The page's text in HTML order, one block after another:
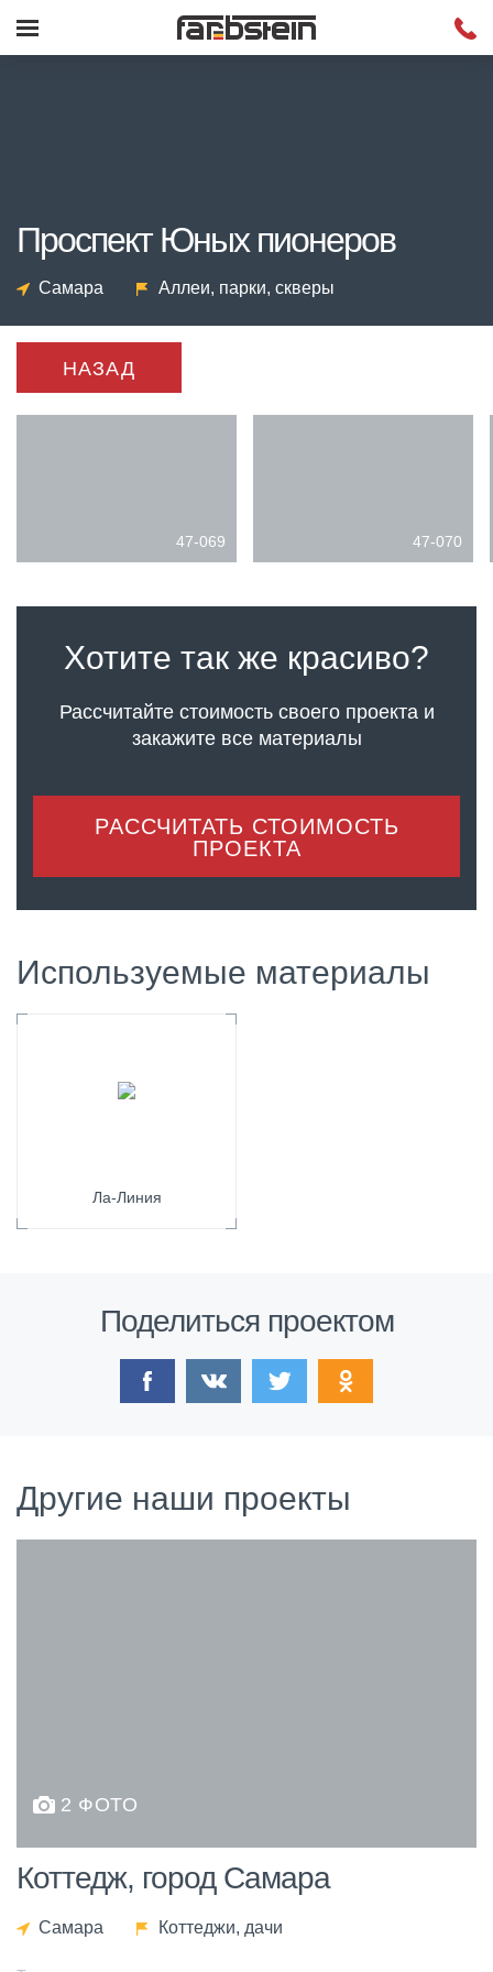
Проспект Юных пионеров
Самара Аллеи, парки, скверы
НАЗАД
47-069 47-070
Хотите так же красиво?
Рассчитайте стоимость своего проектаи
закажите все материалы
РАССЧИТАТЬ СТОИМОСТЬ
ПРОЕКТА
Используемые материалы
Ла-Линия
Поделиться проектом
Другие наши проекты
2 ФОТО
Коттедж, город Самара
Самара Коттеджи, дачи